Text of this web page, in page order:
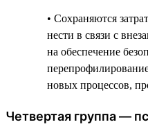
• Сохраняются
нести в связи c
на обеспечение
новых процессов,
Четвертая группа —